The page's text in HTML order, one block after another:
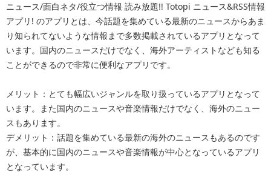
ニュース/面白ネタ/役立つ情報 読み放題!! Totopi ニュース&RSS情報
アプリ! のアプリとは、今話題を集めている最新のニュースからあま
り知られてないような情報まで多数掲載されているアプリとなって
います。国内のニュースだけでなく、海外アーティストなども知る
ことができるので非常に便利なアプリです。
メリット：とても幅広いジャンルを取り扱っているアプリとなって
います。また国内のニュースや音楽情報だけでなく、海外のニュー
スもあります。
デメリット：話題を集めている最新の海外のニュースもあるのです
が、基本的に国内のニュースや音楽情報が中心となっているアプリ
となっています。